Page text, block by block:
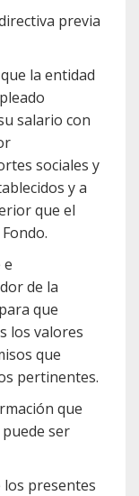
previa
la entidad
salario con
sociales y
y a
que el
de la
que
los valores
que
pertinentes.
que
ser
los presentes